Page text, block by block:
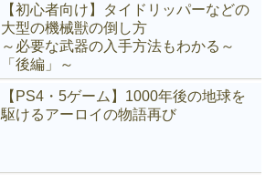
【初心者向け】タイドリッパーなどの
大型の機械獣の倒し方
～必要な武器の入手方法もわかる～
「後編」～
【PS4・5ゲーム】1000年後の地球を
駆けるアーロイの物語再び